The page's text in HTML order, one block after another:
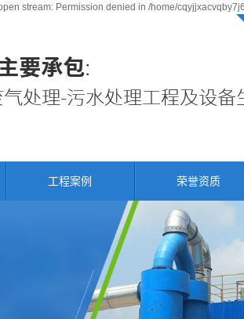
stream: Permission denied in /home/
工程案例 荣誉资质